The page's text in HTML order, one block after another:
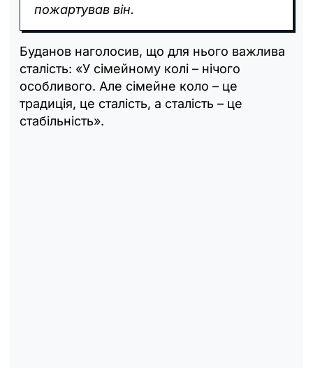
пожартував він.
Буданов наголосив, що для нього важлива
сталість: «У сімейному колі – нічого
особливого. Але сімейне коло – це
традиція, це сталість, а сталість – це
стабільність».